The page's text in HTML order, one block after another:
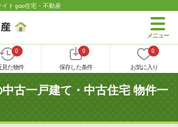
ト goo住宅・不動産
0
見た物件
0
保存した条件
0
お気に入り
古一戸建て・中古住宅 物件一